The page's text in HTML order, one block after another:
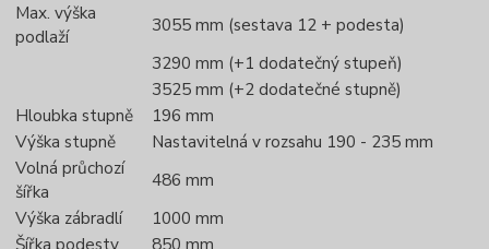
Max. výška
podlaží
3055 mm (sestava 12 + podesta)
3290 mm (+1 dodatečný stupeň)
3525 mm (+2 dodatečné stupně)
Hloubka stupně
196 mm
Výška stupně
Nastavitelná v rozsahu 190 - 235 mm
Volná průchozí
šířka
486 mm
Výška zábradlí
1000 mm
Šířka podesty
850 mm